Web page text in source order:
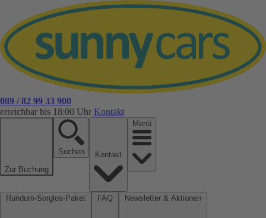
089 / 82 99 33 900
erreichbar bis 18:00 Uhr Kontakt
Zur Buchung
Suchen
Menü